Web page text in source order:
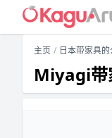
主页 日本带家具的
Miyagi带